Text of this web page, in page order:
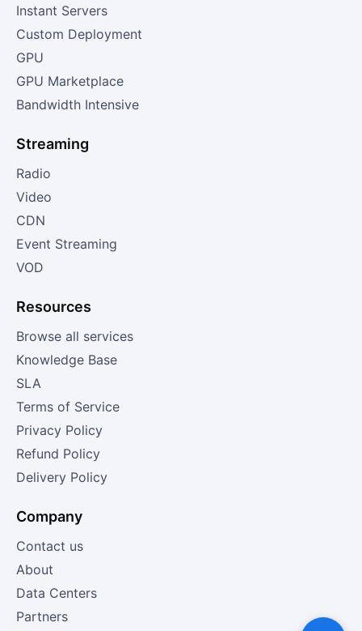
Instant Servers
Custom Deployment
GPU
GPU Marketplace
Bandwidth Intensive
Streaming
Radio
Video
CDN
Event Streaming
VOD
Resources
Browse all services
Knowledge Base
SLA
Terms of Service
Privacy Policy
Refund Policy
Delivery Policy
Company
Contact us
About
Data Centers
Partners